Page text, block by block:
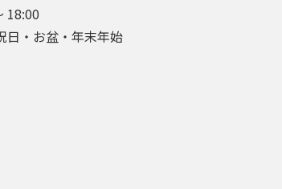
18:00
日・お盆・年末年始